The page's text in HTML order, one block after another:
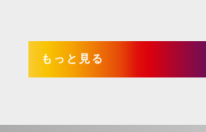
もっと見る